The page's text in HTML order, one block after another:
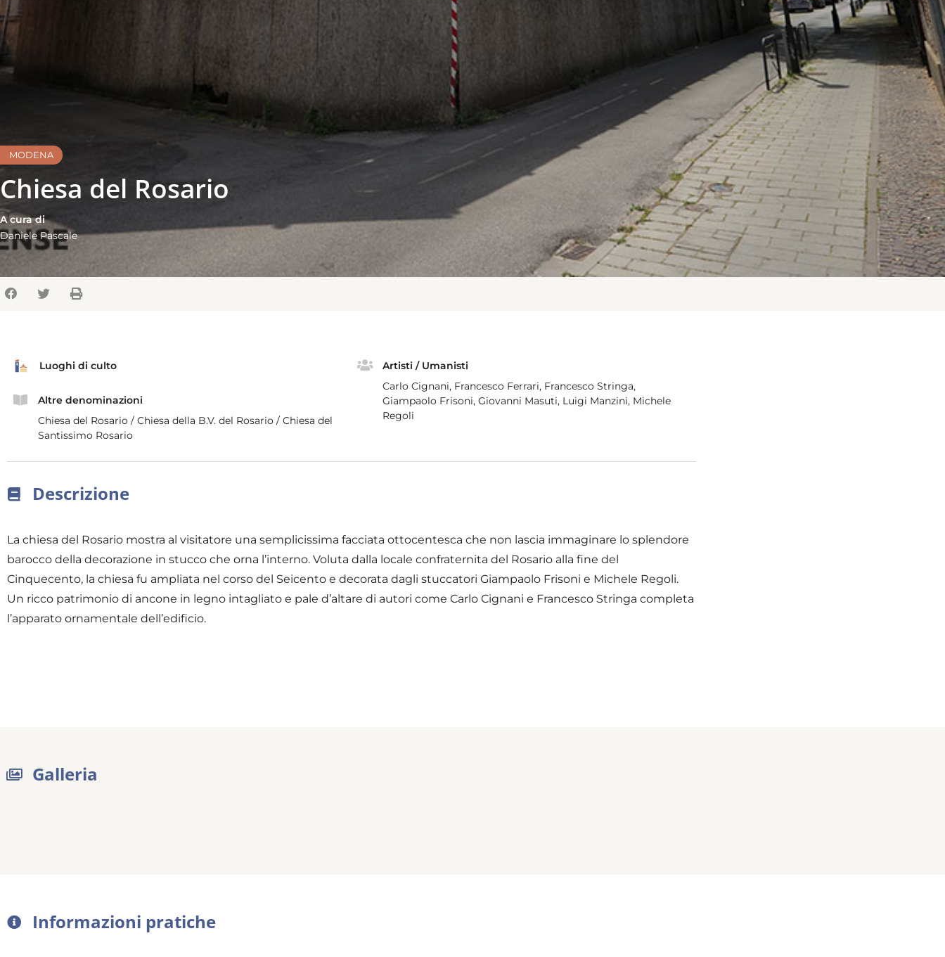
MODENA
Chiesa del Rosario
A cura di
Daniele Pascale
Luoghi di culto
Altre denominazioni
Chiesa del Rosario / Chiesa della B.V. del Rosario / Chiesa del
Santissimo Rosario
Artisti / Umanisti
Carlo Cignani, Francesco Ferrari, Francesco Stringa,
Giampaolo Frisoni, Giovanni Masuti, Luigi Manzini, Michele
Regoli
Descrizione
La chiesa del Rosario mostra al visitatore una semplicissima facciata ottocentesca che non lascia immaginare lo splendore
barocco della decorazione in stucco che orna l’interno. Voluta dalla locale confraternita del Rosario alla fine del
Cinquecento, la chiesa fu ampliata nel corso del Seicento e decorata dagli stuccatori Giampaolo Frisoni e Michele Regoli.
Un ricco patrimonio di ancone in legno intagliato e pale d’altare di autori come Carlo Cignani e Francesco Stringa completa
l’apparato ornamentale dell’edificio.
Galleria
Informazioni pratiche